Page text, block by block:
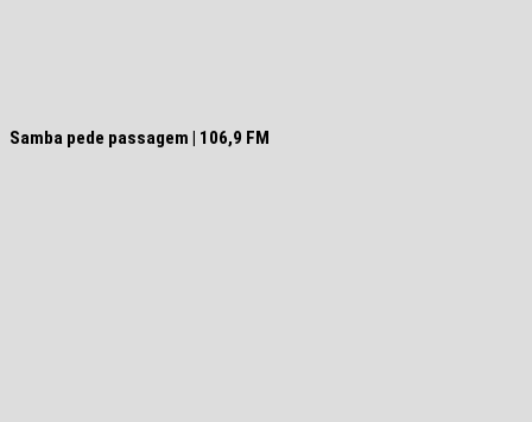
Samba pede passagem | 106,9 FM